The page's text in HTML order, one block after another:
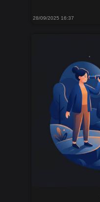
28/09/2025 16:37